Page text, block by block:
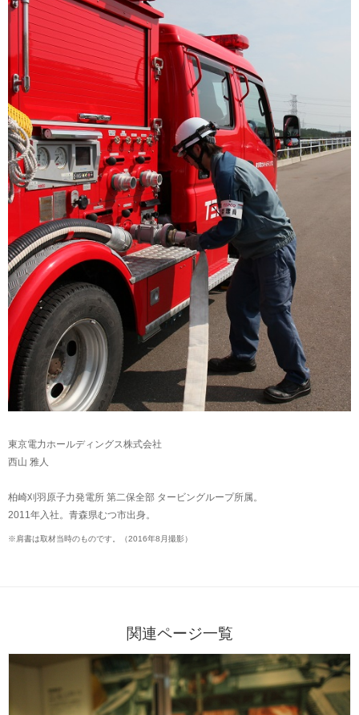
東京電力ホールディングス株式会社
西山 雅人
柏崎刈羽原子力発電所 第二保全部 タービングループ所属。
2011年入社。青森県むつ市出身。
※肩書は取材当時のものです。（2016年8月撮影）
関連ページ一覧